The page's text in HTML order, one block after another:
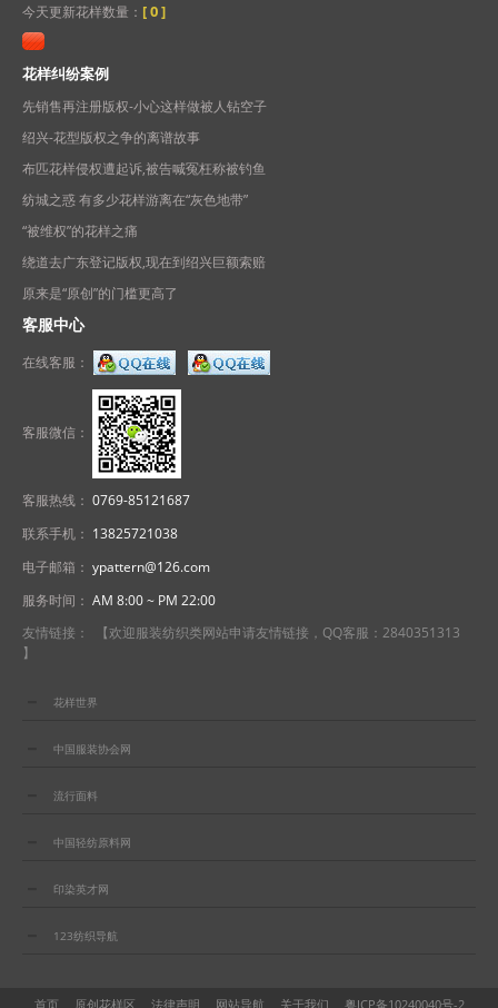
今天更新花样数量： [0]
花样纠纷案例
先销售再注册版权-小心这样做被人钻空子
绍兴-花型版权之争的离谱故事
布匹花样侵权遭起诉,被告喊冤枉称被钓鱼
纺城之惑 有多少花样游离在“灰色地带”
“被维权”的花样之痛
绕道去广东登记版权,现在到绍兴巨额索赔
原来是“原创”的门槛更高了
客服中心
在线客服：
客服微信：
客服热线： 0769-85121687
联系手机： 13825721038
电子邮箱： ypattern@126.com
服务时间： AM 8:00 ~ PM 22:00
友情链接： 【欢迎服装纺织类网站申请友情链接，QQ客服：2840351313
】
花样世界
中国服装协会网
流行面料
中国轻纺原料网
印染英才网
123纺织导航
首页 原创花样区 法律声明 网站导航 关于我们 粤ICP备10240040号-2